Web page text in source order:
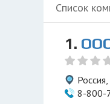
Список
1.
8-800-